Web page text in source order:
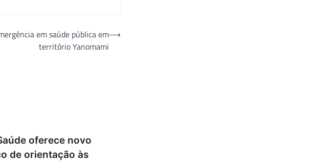
em saúde pública em
território Yanomami
⟶
oferece novo
de orientação às